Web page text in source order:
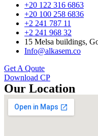
+20 122 316 6863
+20 100 258 6836
+2 241 787 11
+2 241 968 32
15 Melsa buildings,
Info@alkasem.co
Get A Qoute
Download CP
Our Location